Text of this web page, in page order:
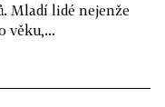
Mladí lidé nejenže
věku,...